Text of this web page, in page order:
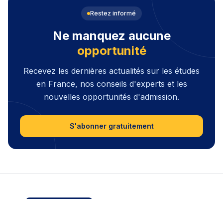
Restez informé
Ne manquez aucune
opportunité
Recevez les dernières actualités sur les études
en France, nos conseils d'experts et les
nouvelles opportunités d'admission.
S'abonner gratuitement